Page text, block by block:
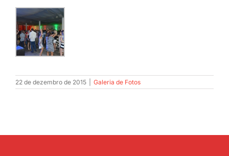
22 de dezembro de 2015 Galeria de Fotos